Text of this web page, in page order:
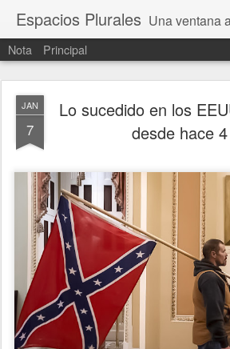
Espacios Plurales Una ventana abierto para tratar problemas que nos afectan a todxs. Temas sociales, educación, cultura,
Nota Principal
JAN
7
Lo sucedido en los
desde hace